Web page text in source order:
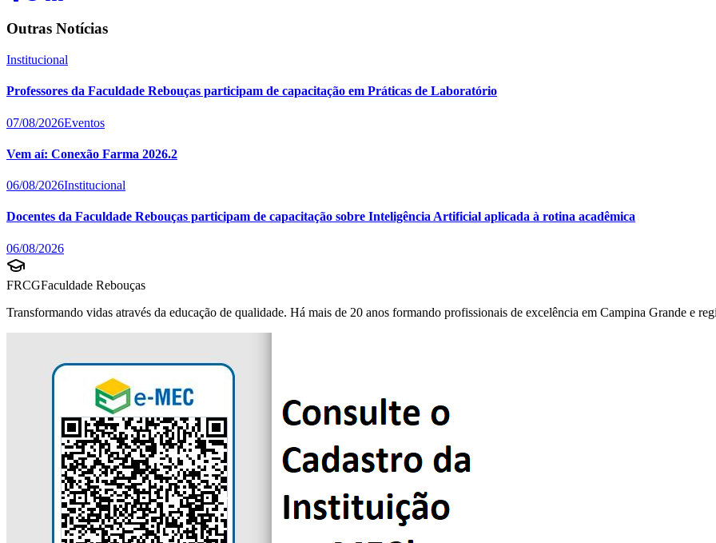
Outras Notícias
Institucional
Professores da Faculdade Rebouças participam de capacitação em Práticas de Laboratório
07/08/2026Eventos
Vem aí: Conexão Farma 2026.2
06/08/2026Institucional
Docentes da Faculdade Rebouças participam de capacitação sobre Inteligência Artificial aplicada à rotina acadêmica
06/08/2026
FRCGFaculdade Rebouças
Transformando vidas através da educação de qualidade. Há mais de 20 anos formando profissionais de excelência em Campina Grande e